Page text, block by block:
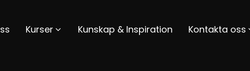
Kurser Kunskap & Inspiration Kontakta oss